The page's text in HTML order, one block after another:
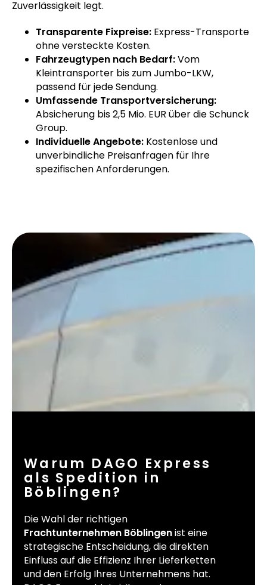
Zuverlässigkeit legt.
Transparente Fixpreise: Express-Transporte
ohne versteckte Kosten.
Fahrzeugtypen nach Bedarf:Vom
Kleintransporter bis zum Jumbo-LKW,
passend für jede Sendung.
Umfassende Transportversicherung:
Absicherung bis 2,5 Mio. EUR über die Schunck
Group.
Individuelle Angebote: Kostenlose und
unverbindliche Preisanfragen für Ihre
spezifischen Anforderungen.
Warum DAGO Express
als Spedition in
Böblingen?
Die Wahl der richtigen
Frachtunternehmen Böblingenist eine
strategische Entscheidung, die direkten
Einfluss auf die Effizienz Ihrer Lieferketten
und den Erfolg Ihres Unternehmens hat.